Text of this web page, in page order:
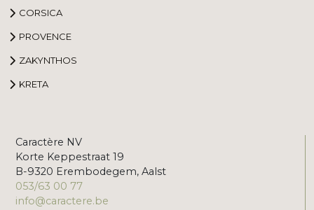
CORSICA
PROVENCE
ZAKYNTHOS
KRETA
Caractère NV
Korte Keppestraat 19
B-9320 Erembodegem, Aalst
053/63 00 77
info@caractere.be